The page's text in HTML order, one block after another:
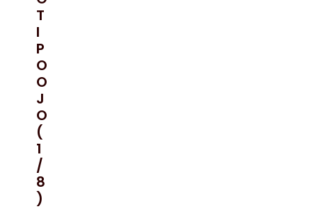
T
I
P
O
O
J
O
(
1
/
8
)